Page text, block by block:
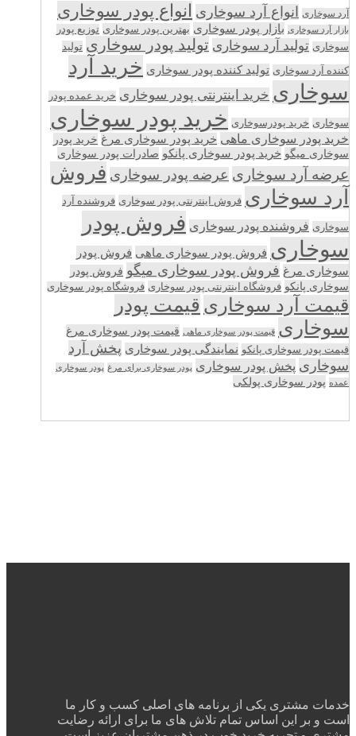
آرد سوخاری انواع آرد سوخاری انواع پودر سوخاری
بازار آرد سوخاری بازار پودر سوخاری بهترین پودر سوخاری توزیع پودر
سوخاری تولید آرد سوخاری تولید پودر سوخاری تولید
کننده آرد سوخاری تولید کننده پودر سوخاری خرید آرد
سوخاری خرید اینترنتی پودر سوخاری خرید عمده پودر
سوخاری خرید پودرسوخاری خرید پودر سوخاری
خرید پودر سوخاری ماهی خرید پودر سوخاری مرغ خرید پودر
سوخاری میگو خرید پودر سوخاری پانکو صادرات پودر سوخاری
عرضه آرد سوخاری عرضه پودر سوخاری فروش
آرد سوخاری فروش اینترنتی پودر سوخاری فروشنده آرد
سوخاری فروشنده پودر سوخاری فروش پودر
سوخاری فروش پودر سوخاری ماهی فروش پودر
سوخاری مرغ فروش پودر سوخاری میگو فروش پودر
سوخاری پانکو فروشگاه اینترنتی پودر سوخاری فروشگاه پودر سوخاری
قیمت آرد سوخاری قیمت پودر
سوخاری قیمت پودر سوخاری ماهی قیمت پودر سوخاری مرغ
قیمت پودر سوخاری پانکو نمایندگی پودر سوخاری پخش آرد
سوخاری پخش پودر سوخاری پودر سوخاری برای مرغ پودر سوخاری
عمده پودر سوخاری پولکی
خدمات مشتری یکی از برنامه های اصلی کسب و کار ما
است و بر این اساس تمام تلاش های ما برای ارائه رضایت